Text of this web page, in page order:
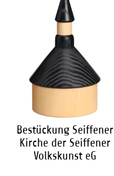
Bestückung Seiffener
Kirche der Seiffener
Volkskunst eG